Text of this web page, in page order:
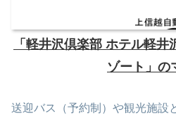
「軽井沢倶楽部 ホテル軽
ゾート」の
送迎バス（予約制）や観光施設